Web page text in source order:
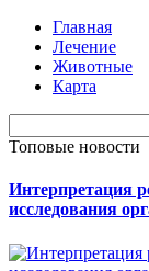
Главная
Лечение
Животные
Карта
Топовые новости
Интерпретация
исследования